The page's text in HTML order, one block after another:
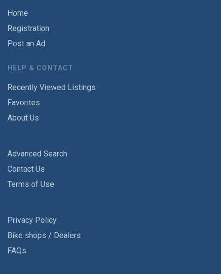
Home
Registration
Post an Ad
HELP & CONTACT
Recently Viewed Listings
Favorites
About Us
Advanced Search
Contact Us
Terms of Use
Privacy Policy
Bike shops / Dealers
FAQs